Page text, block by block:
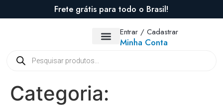
Frete grátis para todo o Brasil!
Entrar / Cadastrar
Minha Conta
Categoria: